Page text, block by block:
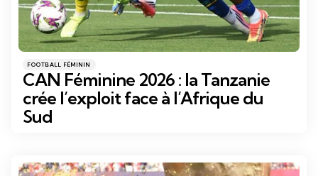
Catégories
Posté
dans
FOOTBALL FÉMININ
CAN Féminine 2026 : la Tanzanie
crée l’exploit face à l’Afrique du
Sud